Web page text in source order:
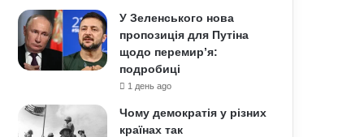
У Зеленського нова
пропозиція для Путіна
щодо перемир’я:
подробиці
1 день ago
Чому демократія у різних
країнах так